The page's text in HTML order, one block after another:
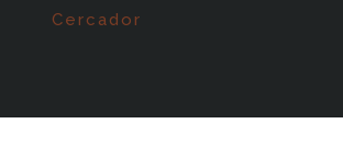
Cercador